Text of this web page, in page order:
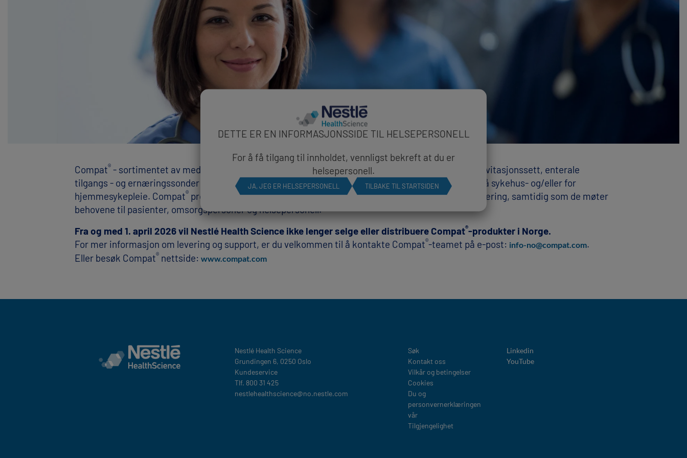
Compat® - sortimentet av medisinsk utstyr omfatter ernæringspumper og administreringssett, gravitasjonssett, enterale
tilgangs - og ernæringssonder samt et utvalg av annet tilbehør for både voksne og barn, beregnet på sykehus- og/eller for
hjemmesykepleie.​ Compat® produkter er utviklet for å støtte sikker og enkel administrasjon av ernæring, samtidig som de møter
behovene til pasienter, omsorgspersoner og helsepersonell.​
Fra og med 1. april 2026 vil Nestlé Health Science ikke lenger selge eller distribuere Compat®-produkter i Norge.
For mer informasjon om levering og support, er du velkommen til å kontakte Compat®-teamet på e‑post: info-no@compat.com.​
Eller besøk Compat® nettside:www.compat.com​
Nestlé Health Science​
Grundingen 6, 0250 Oslo
Kundeservice
Tlf. 800 31 425
nestlehealthscience@no.nestle.com​
Legal
Søk
Kontakt oss
Vilkår og betingelser
Cookies
Du og
personvernerklæringen
vår
Tilgjengelighet
Linkedin
YouTube
​DETTE ER EN INFORMASJONSSIDE TIL HELSEPERSONELL​
For å få tilgang til innholdet, vennligst bekreft at du er
helsepersonell.
JA, JEG ER HELSEPERSONELL TILBAKE TIL STARTSIDEN